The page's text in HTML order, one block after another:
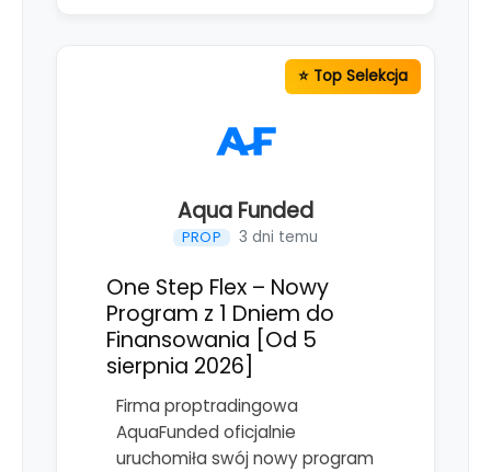
Aqua Funded
PROP 3 dni temu
One Step Flex – Nowy
Program z 1 Dniem do
Finansowania [Od 5
sierpnia 2026]
Firma proptradingowa
AquaFunded oficjalnie
uruchomiła swój nowy program